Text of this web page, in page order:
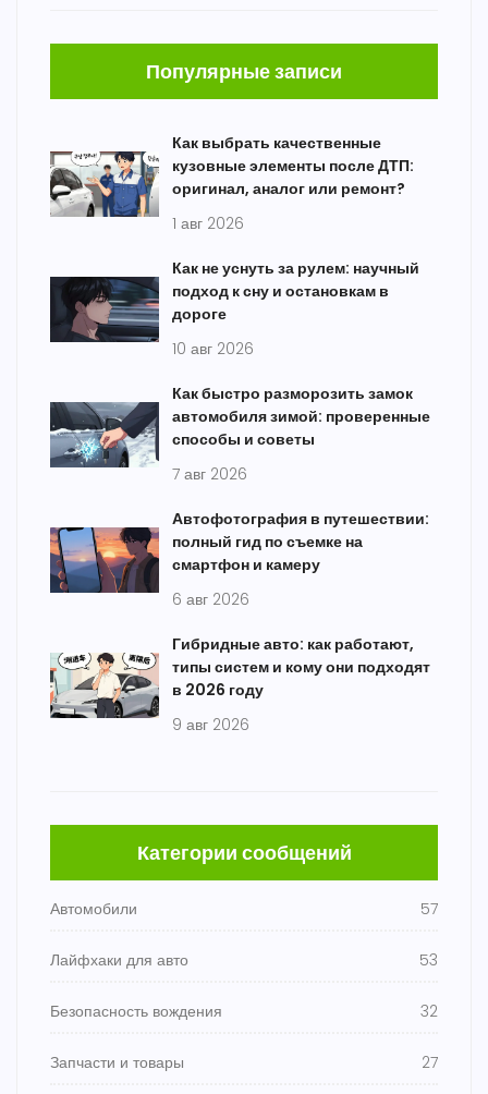
Популярные записи
Как выбрать качественные
кузовные элементы после ДТП:
оригинал, аналог или ремонт?
1 авг 2026
Как не уснуть за рулем: научный
подход к сну и остановкам в
дороге
10 авг 2026
Как быстро разморозить замок
автомобиля зимой: проверенные
способы и советы
7 авг 2026
Автофотография в путешествии:
полный гид по съемке на
смартфон и камеру
6 авг 2026
Гибридные авто: как работают,
типы систем и кому они подходят
в 2026 году
9 авг 2026
Категории сообщений
Автомобили 57
Лайфхаки для авто 53
Безопасность вождения 32
Запчасти и товары 27